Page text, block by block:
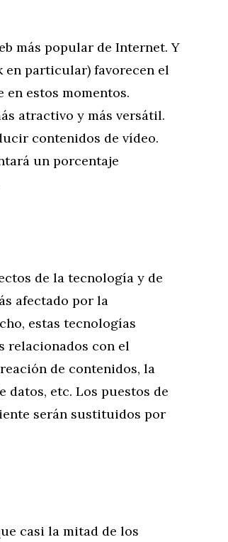
más popular de Internet. Y
en particular) favorecen el
estos momentos.
atractivo y más versátil.
contenidos de vídeo.
un porcentaje
de la tecnología y de
afectado por la
estas tecnologías
relacionados con el
de contenidos, la
datos, etc. Los puestos de
serán sustituidos por
casi la mitad de los